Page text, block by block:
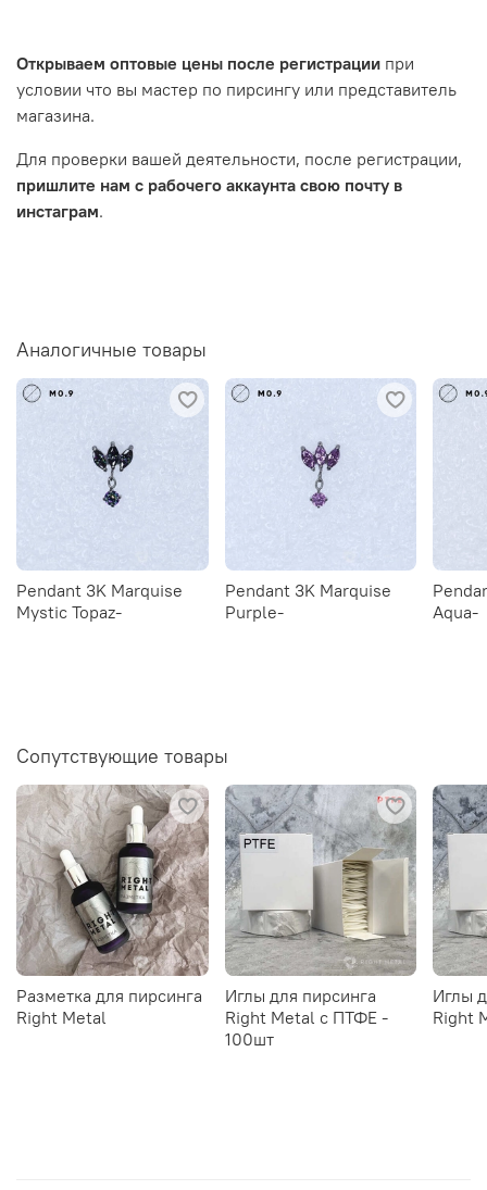
Открываем оптовые цены после регистрации при
условии что вы мастер по пирсингу или представитель
магазина.
Для проверки вашей деятельности, после регистрации,
пришлите нам с рабочего аккаунта свою почту в
инстаграм.
Аналогичные товары
Pendant 3K Marquise
Mystic Topaz-
Pendant 3K Marquise
Purple-
Aqua-
Сопутствующие товары
Разметка для пирсинга
Right Metal
Иглы для пирсинга
Right Metal c ПТФЕ -
100шт
Иглы
Right